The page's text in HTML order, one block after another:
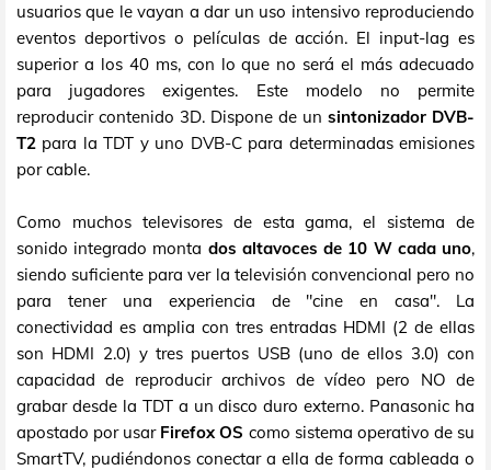
usuarios que le vayan a dar un uso intensivo reproduciendo
eventos deportivos o películas de acción. El input-lag es
superior a los 40 ms, con lo que no será el más adecuado
para jugadores exigentes. Este modelo no permite
reproducir contenido 3D. Dispone de un sintonizador DVB-
T2 para la TDT y uno DVB-C para determinadas emisiones
por cable.
Como muchos televisores de esta gama, el sistema de
sonido integrado monta dos altavoces de 10 W cada uno,
siendo suficiente para ver la televisión convencional pero no
para tener una experiencia de "cine en casa". La
conectividad es amplia con tres entradas HDMI (2 de ellas
son HDMI 2.0) y tres puertos USB (uno de ellos 3.0) con
capacidad de reproducir archivos de vídeo pero NO de
grabar desde la TDT a un disco duro externo. Panasonic ha
apostado por usar Firefox OS como sistema operativo de su
SmartTV, pudiéndonos conectar a ella de forma cableada o